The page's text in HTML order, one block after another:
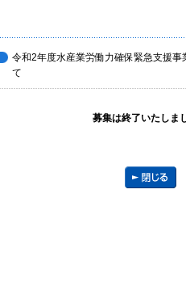
令和2年度水産業労働力確保緊急支援
て
募集は終了いたしま